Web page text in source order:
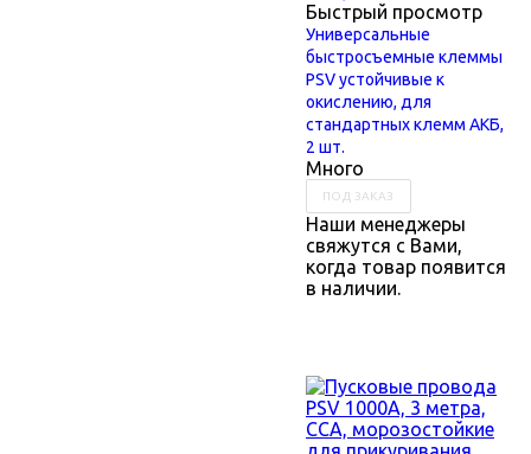
Быстрый просмотр
Универсальные
быстросъемные клеммы
PSV устойчивые к
окислению, для
стандартных клемм АКБ,
2 шт.
Много
ПОД ЗАКАЗ
Наши менеджеры
свяжутся с Вами,
когда товар появится
в наличии.